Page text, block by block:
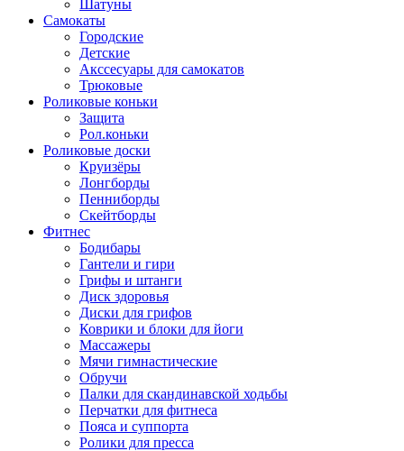
Шатуны
Самокаты
Городские
Детские
Акссесуары для самокатов
Трюковые
Роликовые коньки
Защита
Рол.коньки
Роликовые доски
Круизёры
Лонгборды
Пенниборды
Скейтборды
Фитнес
Бодибары
Гантели и гири
Грифы и штанги
Диск здоровья
Диски для грифов
Коврики и блоки для йоги
Массажеры
Мячи гимнастические
Обручи
Палки для скандинавской ходьбы
Перчатки для фитнеса
Пояса и суппорта
Ролики для пресса